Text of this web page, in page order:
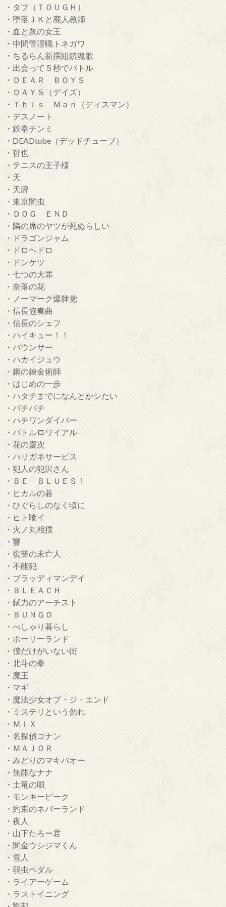
・タフ（ＴＯＵＧＨ）
・堕落ＪＫと廃人教師
・血と灰の女王
・中間管理職トネガワ
・ちるらん新撰組鎮魂歌
・出会って５秒でバトル
・ＤＥＡＲ ＢＯＹＳ
・ＤＡＹＳ（デイズ）
・Ｔｈｉｓ Ｍａｎ（ディスマン）
・デスノート
・鉄拳チンミ
・DEADtube（デッドチューブ）
・哲也
・テニスの王子様
・天
・天牌
・東京闇虫
・ＤＯＧ ＥＮＤ
・隣の席のヤツが死ぬらしい
・ドラゴンジャム
・ドロヘドロ
・ドンケツ
・七つの大罪
・奈落の花
・ノーマーク爆牌党
・信長協奏曲
・信長のシェフ
・ハイキュー！！
・バウンサー
・ハカイジュウ
・鋼の錬金術師
・はじめの一歩
・ハタチまでになんとかシたい
・バチバチ
・ハチワンダイバー
・バトルロワイアル
・花の慶次
・ハリガネサービス
・犯人の犯沢さん
・ＢＥ ＢＬＵＥＳ！
・ヒカルの碁
・ひぐらしのなく頃に
・ヒト喰イ
・火ノ丸相撲
・響
・復讐の未亡人
・不能犯
・ブラッディマンデイ
・ＢＬＥＡＣＨ
・錻力のアーチスト
・ＢＵＮＧＯ
・べしゃり暮らし
・ホーリーランド
・僕だけがいない街
・北斗の拳
・魔王
・マギ
・魔法少女オブ・ジ・エンド
・ミステリという勿れ
・ＭＩＸ
・名探偵コナン
・ＭＡＪＯＲ
・みどりのマキバオー
・無能なナナ
・土竜の唄
・モンキーピーク
・約束のネバーランド
・夜人
・山下たろー君
・闇金ウシジマくん
・雪人
・弱虫ペダル
・ライアーゲーム
・ラストイニング